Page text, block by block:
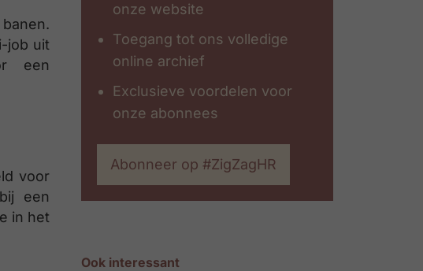
job uit
een
voor
een
in het
onze website
Toegang tot ons volledige
online archief
Exclusieve voordelen voor
onze abonnees
Abonneer op #ZigZagHR
Ook interessant